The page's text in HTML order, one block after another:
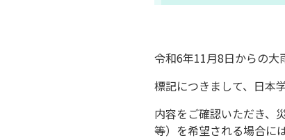
令和6年11月8日からの大
標記につきまして、日本
内容をご確認いただき、
等）を希望される場合に